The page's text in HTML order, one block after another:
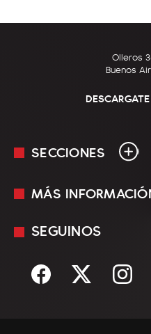
Olleros
Buenos
SECCIONES
En Vivo
Sociedad
MÁS
Mediakit
Términos y condiciones
SEGUINOS